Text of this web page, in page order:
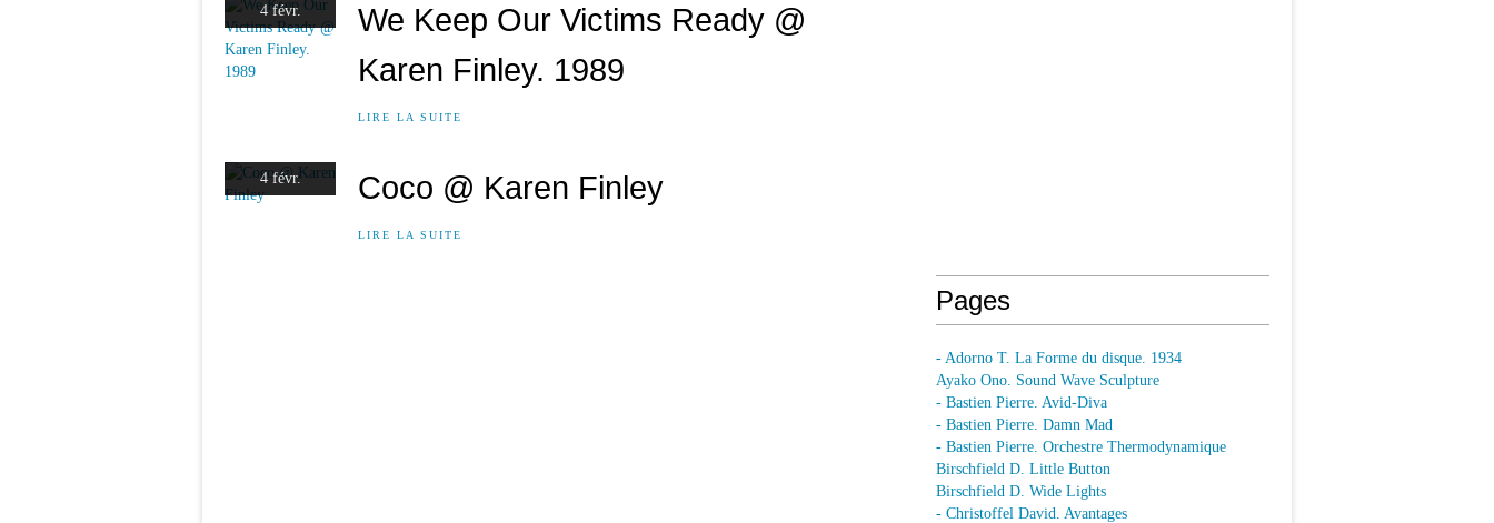
4 févr.
We Keep Our Victims Ready @
Karen Finley. 1989
LIRE LA SUITE
4 févr. Coco @ Karen Finley
LIRE LA SUITE
Pages
- Adorno T. La Forme du disque. 1934
Ayako Ono. Sound Wave Sculpture
- Bastien Pierre. Avid-Diva
- Bastien Pierre. Damn Mad
- Bastien Pierre. Orchestre Thermodynamique
Birschfield D. Little Button
Birschfield D. Wide Lights
- Christoffel David. Avantages